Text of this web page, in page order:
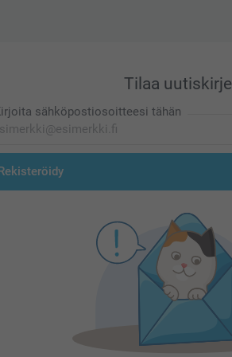
Tilaa uutiskirje
sähköpostiosoitteesi tähän